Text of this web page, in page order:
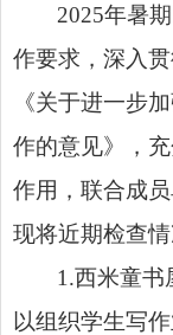
2025年暑
作要求，深入
《关于进一步
作的意见》，
作用，联合成
现将近期检查情
1.西米童书
以组织学生写